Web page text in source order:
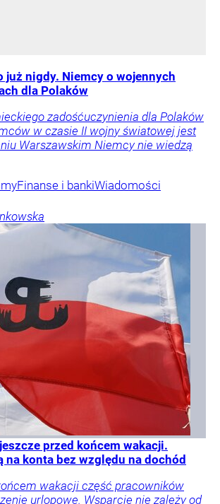
już nigdy. Niemcy o wojennych
dla Polaków
zadośćuczynienia dla Polaków
w czasie II wojny światowej jest
Warszawskim Niemcy nie wiedzą
Finanse i bankiWiadomości
przed końcem wakacji.
na konta bez względu na dochód
wakacji część pracowników
urlopowe. Wsparcie nie zależy od